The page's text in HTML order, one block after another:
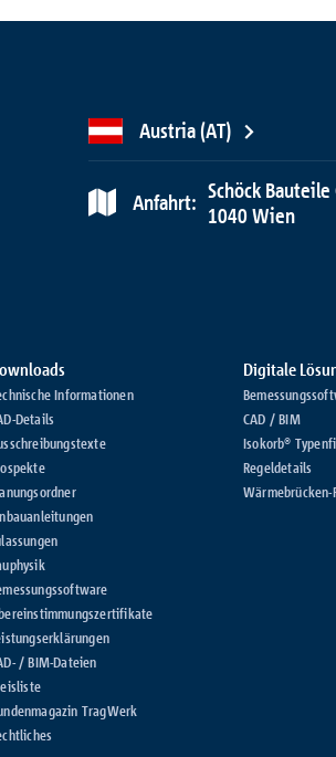
Austria (AT)
Anfahrt: Schöck
1040 Wien
Informationen
Details
/ BIM-Dateien
TragWerk
Digitale
CAD / BIM
Isokorb®
Regeldetails
Wärmebrücken-